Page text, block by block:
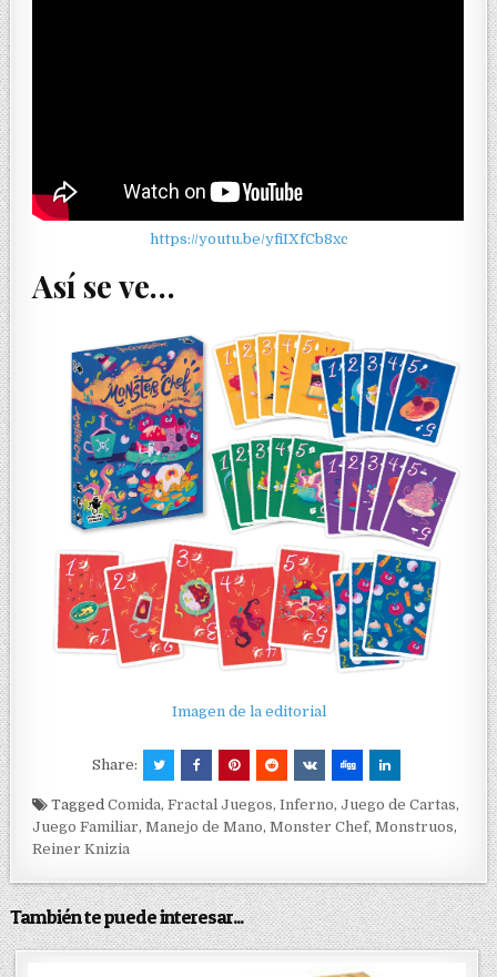
https://youtu.be/yfiIXfCb8xc
Así se ve…
Imagen de la editorial
Share:
TaggedComida,Fractal Juegos,Inferno,Juego de Cartas,
Juego Familiar,Manejo de Mano,Monster Chef,Monstruos,
Reiner Knizia
También te puede interesar...